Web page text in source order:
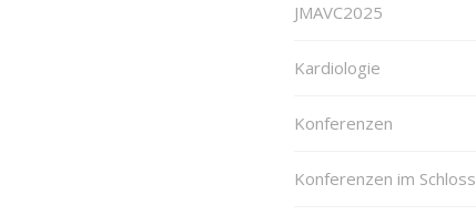
JMAVC2025
Kardiologie
Konferenzen
Konferenzen im Schloss